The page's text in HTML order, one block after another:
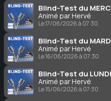
Blind-Test du
Animé par Hervé
Le 17/06/2026 à 07:30
Blind-Test du
Animé par Hervé
Le 16/06/2026 à 07:30
Blind-Test du
Animé par Hervé
Le 15/06/2026 à 07:30